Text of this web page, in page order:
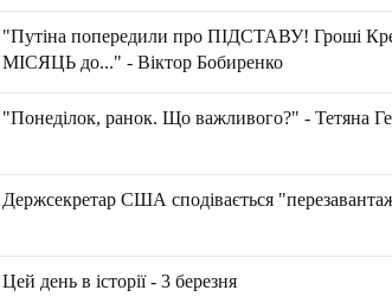
"Путіна попередили про ПІДСТАВУ! Гроші
МІСЯЦЬ до..." - Віктор Бобиренко
"Понеділок, ранок. Що важливого?" - Тетяна
Держсекретар США сподівається
Цей день в історії - 3 березня